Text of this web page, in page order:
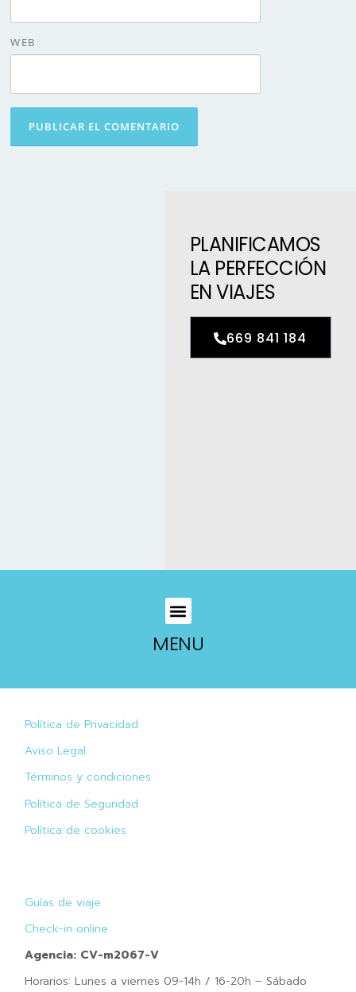
WEB
PLANIFICAMOS
LA PERFECCIÓN
EN VIAJES
669 841 184
MENU
Política de Privacidad
Aviso Legal
Términos y condiciones
Política de Seguridad
Política de cookies
Guías de viaje
Check-in online
Agencia: CV-m2067-V
Horarios: Lunes a viernes 09-14h / 16-20h – Sábado